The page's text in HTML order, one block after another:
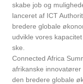
skabe job og
lanceret af ICT
bredere globale
udvikle vores
ske.
Connected Africa
afrikanske
den bredere globale